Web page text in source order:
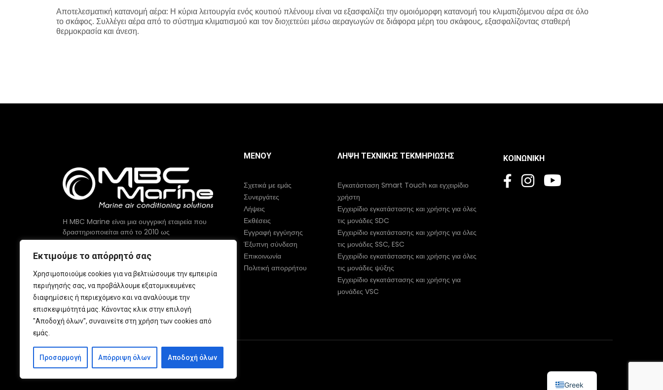
Εκτιμούμε το απόρρητό σας
Χρησιμοποιούμε cookies για να βελτιώσουμε την εμπειρία
περιήγησής σας, να προβάλλουμε εξατομικευμένες
διαφημίσεις ή περιεχόμενο και να αναλύουμε την
επισκεψιμότητά μας. Κάνοντας κλικ στην επιλογή
"Αποδοχή όλων", συναινείτε στη χρήση των cookies από
εμάς.
Προσαρμογή Απόρριψη όλων Αποδοχή όλων
Αποτελεσματική κατανομή αέρα: Η κύρια λειτουργία ενός κουτιού πλένουμ είναι να εξασφαλίζει την ομοιόμορφη κατανομή του κλιματιζόμενου αέρα σε όλο
το σκάφος. Συλλέγει αέρα από το σύστημα κλιματισμού και τον διοχετεύει μέσω αεραγωγών σε διάφορα μέρη του σκάφους, εξασφαλίζοντας σταθερή
θερμοκρασία και άνεση.
Η MBC Marine είναι μια ουγγρική εταιρεία που
δραστηριοποιείται από το 2010 ως
κατασκευαστής κλιματιστικών υψηλής
τεχνολογίας για σκάφη.
Προσφέρουμε τα υψηλότερης ποιότητας
εξαρτήματα που διατίθενται στην αγορά, τα
οποία κατασκευάζονται με υπερηφάνεια στην
ΕΕ.
ΜΕΝΟΎ
Σχετικά με εμάς
Συνεργάτες
Λήψεις
Εκθέσεις
Εγγραφή εγγύησης
Έξυπνη σύνδεση
Επικοινωνία
Πολιτική απορρήτου
ΛΉΨΗ ΤΕΧΝΙΚΉΣ ΤΕΚΜΗΡΊΩΣΗΣ
Εγκατάσταση Smart Touch και εγχειρίδιο
χρήστη
Εγχειρίδιο εγκατάστασης και χρήσης για όλες
τις μονάδες SDC
Εγχειρίδιο εγκατάστασης και χρήσης για όλες
τις μονάδες SSC, ESC
Εγχειρίδιο εγκατάστασης και χρήσης για όλες
τις μονάδες ψύξης
Εγχειρίδιο εγκατάστασης και χρήσης για
μονάδες VSC
ΚΟΙΝΩΝΙΚΉ
© 2026 MBC Marine. Όλα τα δικαιώματα διατηρούνται
Greek